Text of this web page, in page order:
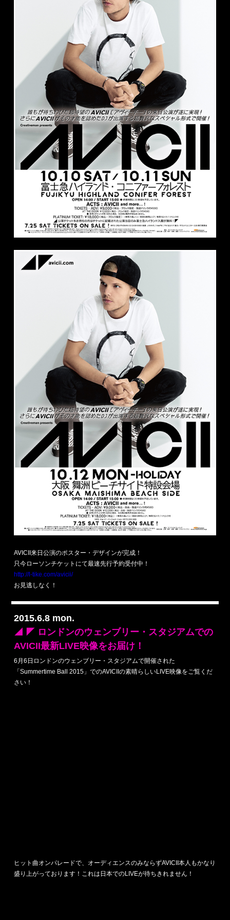
AVICII来日公演のポスター・デザインが完成！
只今ローソンチケットにて最速先行予約受付中！
http://l-tike.com/avicii/
お見逃しなく！
2015.6.8 mon.
◢ ◤ ロンドンのウェンブリー・スタジアムでの
AVICII最新LIVE映像をお届け！
6月6日ロンドンのウェンブリー・スタジアムで開催された
「Summertime Ball 2015」でのAVICIIの素晴らしいLIVE映像をご覧くだ
さい！
ヒット曲オンパレードで、オーディエンスのみならずAVICII本人もかなり
盛り上がっております！これは日本でのLIVEが待ちきれません！